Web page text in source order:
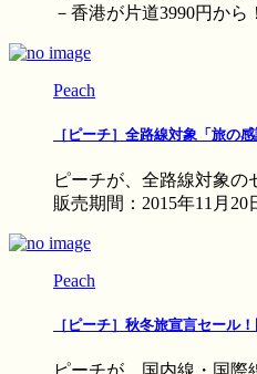
－香港が片道3990円か
Peach
［ピーチ］全路線対象「旅の
ピーチが、全路線対象
販売期間：2015年11月20
Peach
［ピーチ］秋冬旅宣言セール